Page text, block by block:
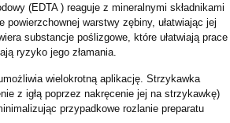
(EDTA ) reaguje z mineralnymi składnikami
warstwy zębiny, ułatwiając jej
substancje poślizgowe, które ułatwiają prace
ryzyko jego złamania.
wielokrotną aplikację. Strzykawka
z igłą poprzez nakręcenie jej na strzykawkę)
przypadkowe rozlanie preparatu